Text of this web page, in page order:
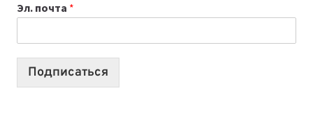
СОЗДАВАТЬ
ПРОДУКТЫ
Эл. почта *
Подписаться